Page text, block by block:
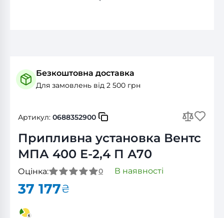
Безкоштовна доставка
Для замовлень від 2 500 грн
Артикул: 0688352900
Припливна установка Вентс
МПА 400 Е-2,4 П А70
Оцінка: 0 В наявності
37 177₴